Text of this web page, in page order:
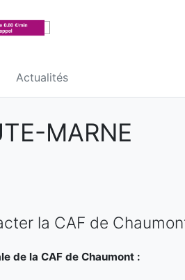
Actualités
MARNE
la CAF de
de la CAF de Chaumont :